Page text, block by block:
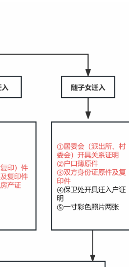
，自行前往办证中心办理